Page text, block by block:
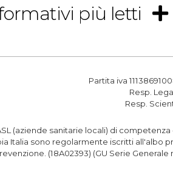
più letti
Partita iva
Resp.
Resp.
(aziende sanitarie locali) di
sono regolarmente iscritti all'albo
(18A02393) (GU Serie Generale